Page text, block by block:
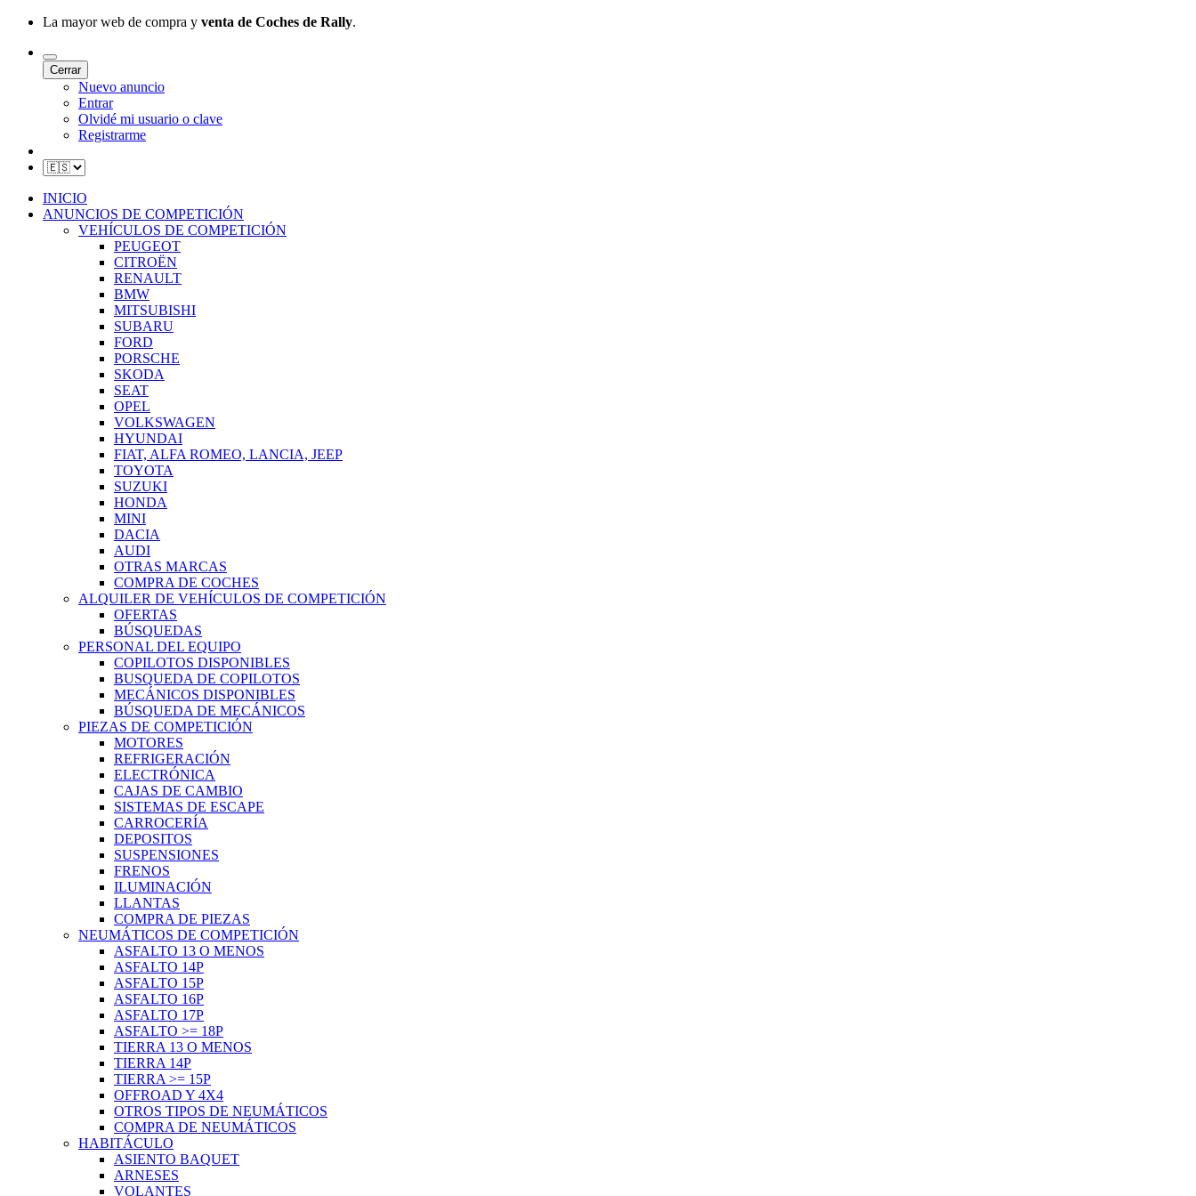
La mayor web de compra y venta de Coches de Rally.
Cerrar
Nuevo anuncio
Entrar
Olvidé mi usuario o clave
Registrarme
INICIO
ANUNCIOS DE COMPETICIÓN
VEHÍCULOS DE COMPETICIÓN
PEUGEOT
CITROËN
RENAULT
BMW
MITSUBISHI
SUBARU
FORD
PORSCHE
SKODA
SEAT
OPEL
VOLKSWAGEN
HYUNDAI
FIAT, ALFA ROMEO, LANCIA, JEEP
TOYOTA
SUZUKI
HONDA
MINI
DACIA
AUDI
OTRAS MARCAS
COMPRA DE COCHES
ALQUILER DE VEHÍCULOS DE COMPETICIÓN
OFERTAS
BÚSQUEDAS
PERSONAL DEL EQUIPO
COPILOTOS DISPONIBLES
BUSQUEDA DE COPILOTOS
MECÁNICOS DISPONIBLES
BÚSQUEDA DE MECÁNICOS
PIEZAS DE COMPETICIÓN
MOTORES
REFRIGERACIÓN
ELECTRÓNICA
CAJAS DE CAMBIO
SISTEMAS DE ESCAPE
CARROCERÍA
DEPOSITOS
SUSPENSIONES
FRENOS
ILUMINACIÓN
LLANTAS
COMPRA DE PIEZAS
NEUMÁTICOS DE COMPETICIÓN
ASFALTO 13 O MENOS
ASFALTO 14P
ASFALTO 15P
ASFALTO 16P
ASFALTO 17P
ASFALTO >= 18P
TIERRA 13 O MENOS
TIERRA 14P
TIERRA >= 15P
OFFROAD Y 4X4
OTROS TIPOS DE NEUMÁTICOS
COMPRA DE NEUMÁTICOS
HABITÁCULO
ASIENTO BAQUET
ARNESES
VOLANTES